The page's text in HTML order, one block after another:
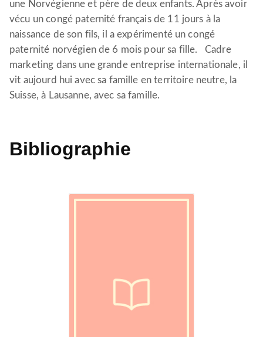
une Norvégienne et père de deux enfants. Après avoir
vécu un congé paternité français de 11 jours à la
naissance de son fils, il a expérimenté un congé
paternité norvégien de 6 mois pour sa fille. Cadre
marketing dans une grande entreprise internationale, il
vit aujourd hui avec sa famille en territoire neutre, la
Suisse, à Lausanne, avec sa famille.
Bibliographie